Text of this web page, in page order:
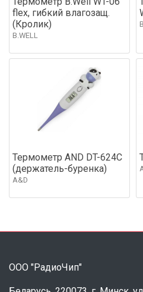
flex, гибкий влагозащ.
(Кролик)
B.WELL
Термометр AND DT-624C
(держатель-буренка)
A&D
ООО "РадиоЧип"